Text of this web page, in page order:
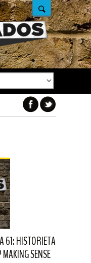
61: HISTORIETA
SENSE